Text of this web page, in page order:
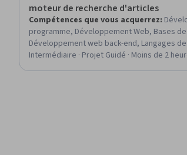
moteur de recherche d'articles
Compétences que vous acquerrez:
programme, Développement Web, Bases
Développement web back-end, Langages
Développement de bases de données, Côté
Intermédiaire · Projet Guidé · Moins de 2